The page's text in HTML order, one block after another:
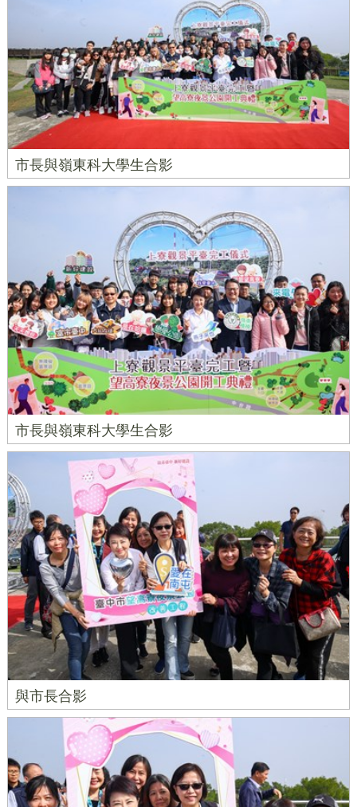
市長與嶺東科大學生合影
市長與嶺東科大學生合影
與市長合影